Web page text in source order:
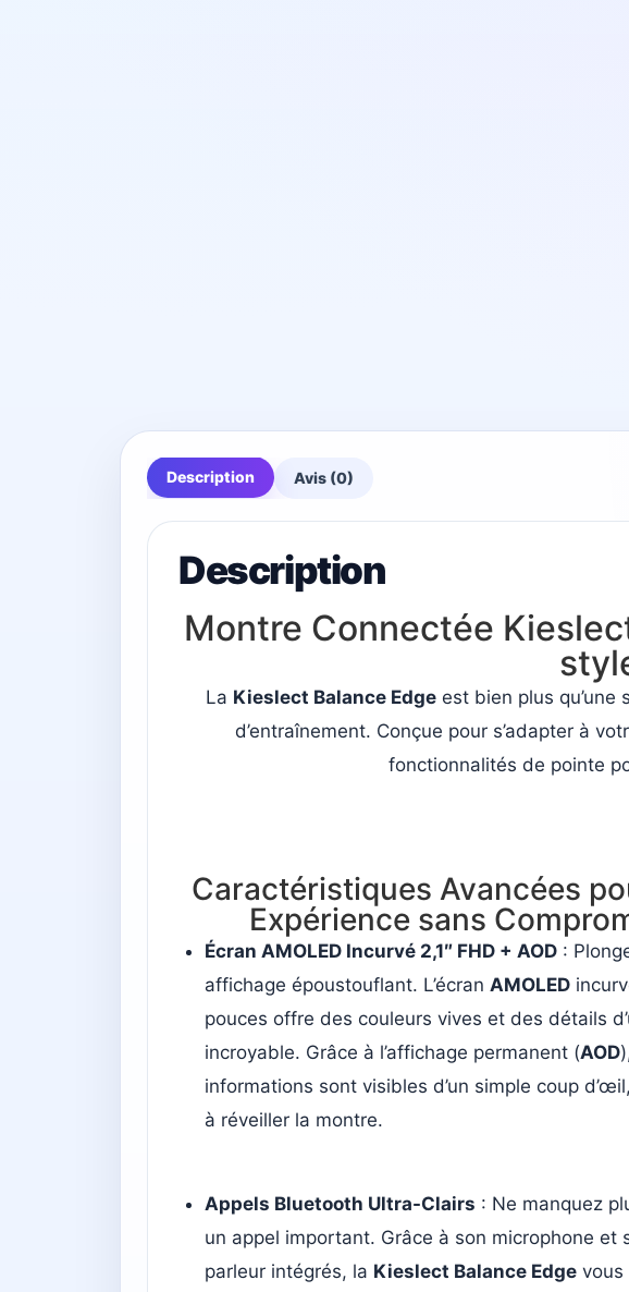
Description Avis (0)
Description
Montre Connectée
La Kieslect Balance Edge est bien plus
d’entraînement. Conçue pour s’adapter à
fonctionnalités de pointe
Caractéristiques Avancées
Expérience sans
Écran AMOLED Incurvé 2,1″ FHD + AOD :
affichage époustouflant. L’écran AMOLED
pouces offre des couleurs vives et des détails
incroyable. Grâce à l’affichage permanent (AOD
informations sont visibles d’un simple coup
à réveiller la montre.
Appels Bluetooth Ultra-Clairs : Ne manquez
un appel important. Grâce à son microphone et
parleur intégrés, la Kieslect Balance Edge vous